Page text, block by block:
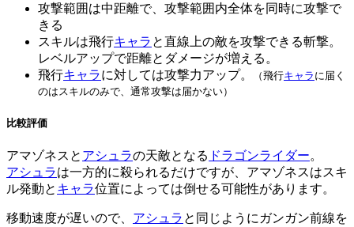
攻撃範囲は中距離で、攻撃範囲内全体を同時に攻撃で
きる
スキルは飛行キャラ と直線上の敵を攻撃できる斬撃。
レベルアップで距離とダメージが増える。
飛行キャラに対しては攻撃力アップ。 （飛行キャラ に届く
のはスキルのみで、通常攻撃は届かない）
比較評価
アマゾネスと アシュラの天敵となる ドラゴンライダー。
アシュラは一方的に殺られるだけですが、アマゾネスはスキ
ル発動と キャラ位置によっては倒せる可能性があります。
移動速度が遅いので、 アシュラ と同じようにガンガン前線を